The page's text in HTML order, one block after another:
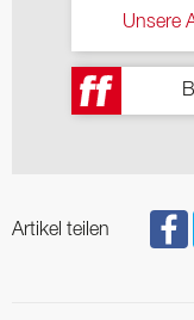
Unsere
Artikel teilen